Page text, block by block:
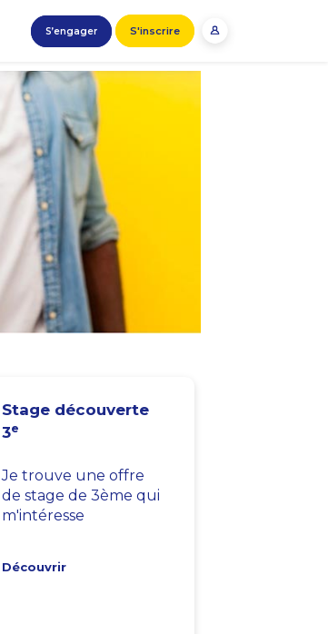
S’engager S'inscrire
Stage découverte
3e
Je trouve une offre
de stage de 3ème qui
m'intéresse
Découvrir